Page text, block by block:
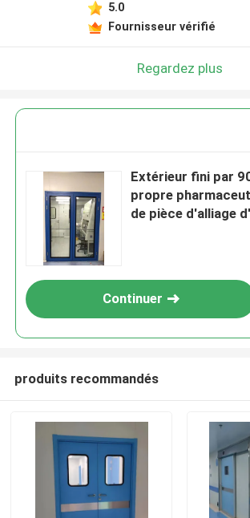
5.0
Fournisseur vérifié
Regardez plus
Extérieur fini par
propre
de pièce d'alliage
Continuer
produits recommandés